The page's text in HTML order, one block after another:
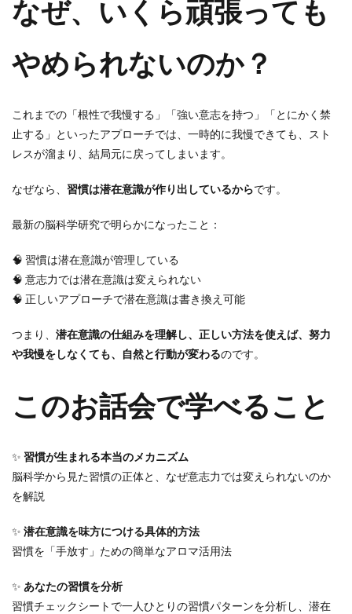
なぜ、いくら頑張っても
やめられないのか？
これまでの「根性で我慢する」「強い意志を持つ」「とにかく禁
止する」といったアプローチでは、一時的に我慢できても、スト
レスが溜まり、結局元に戻ってしまいます。
なぜなら、 習慣は潜在意識が作り出しているからです。
最新の脳科学研究で明らかになったこと：
🧠 習慣は潜在意識が管理している
🧠 意志力では潜在意識は変えられない
🧠 正しいアプローチで潜在意識は書き換え可能
つまり、 潜在意識の仕組みを理解し、正しい方法を使えば、努力
や我慢をしなくても、自然と行動が変わるのです。
このお話会で学べること
✨ 習慣が生まれる本当のメカニズム
脳科学から見た習慣の正体と、なぜ意志力では変えられないのか
を解説
✨ 潜在意識を味方につける具体的方法
習慣を「手放す」ための簡単なアロマ活用法
✨ あなたの習慣を分析
習慣チェックシートで一人ひとりの習慣パターンを分析し、潜在